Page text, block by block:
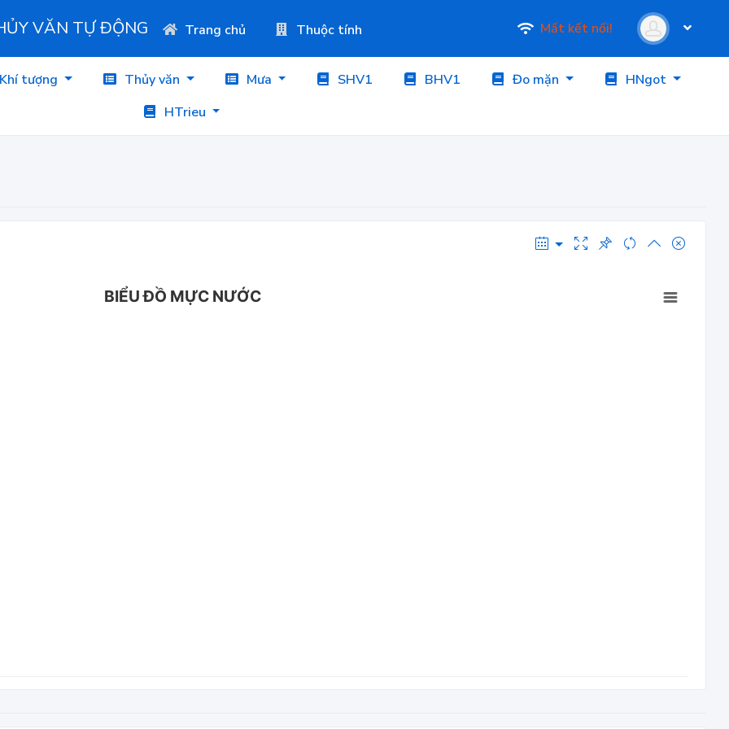
VĂN TỰ ĐỘNG Trang chủ Thuộc tính Mất kết nối!
Khí tượng Thủy văn Mưa SHV1 BHV1 Đo mặn
HNgot
HTrieu
BIỂU ĐỒ MỰC NƯỚC